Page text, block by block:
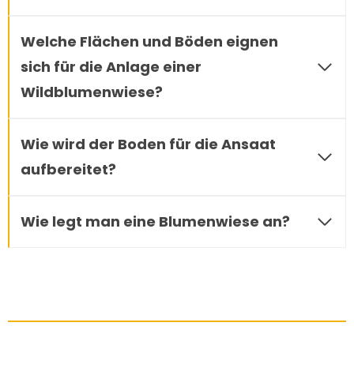
Welche Flächen und Böden eignen
sich für die Anlage einer
Wildblumenwiese?
Wie wird der Boden für die Ansaat
aufbereitet?
Wie legt man eine Blumenwiese an?